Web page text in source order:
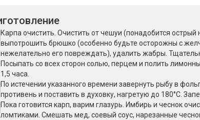
Карпа очистить. Очистить от чешуи (понадобится острый
выпотрошить брюшко (особенно будьте осторожны с
нежелательно его повреждать), удалить жабры.
Посыпать со всех сторон солью, перцем и полить
1,5 часа.
По истечении указанного времени завернуть рыбу в
противень и поставить в духовку, нагретую до 180°С.
Пока готовится карп, варим глазурь. Имбирь и чеснок
ломтиками. Смешать мед, соевый соус, нарезанные